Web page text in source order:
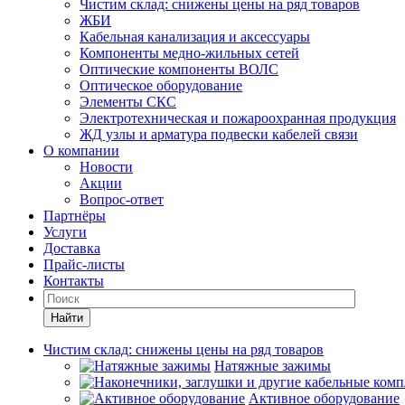
Чистим склад: снижены цены на ряд товаров
ЖБИ
Кабельная канализация и аксессуары
Компоненты медно-жильных сетей
Оптические компоненты ВОЛС
Оптическое оборудование
Элементы СКС
Электротехническая и пожароохранная продукция
ЖД узлы и арматура подвески кабелей связи
О компании
Новости
Акции
Вопрос-ответ
Партнёры
Услуги
Доставка
Прайс-листы
Контакты
Найти
Чистим склад: снижены цены на ряд товаров
Натяжные зажимы
Активное оборудование